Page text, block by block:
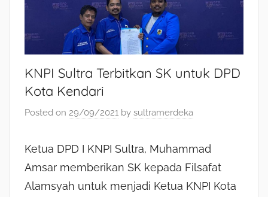
KNPI Sultra Terbitkan SK untuk DPD
Kota Kendari
Posted on 29/09/2021 by sultramerdeka
Ketua DPD I KNPI Sultra, Muhammad
Amsar memberikan SK kepada Filsafat
Alamsyah untuk menjadi Ketua KNPI Kota